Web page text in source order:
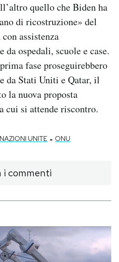
quello che Biden ha
di ricostruzione» del
assistenza
ospedali, scuole e case.
fase proseguirebbero
da Stati Uniti e Qatar, il
la nuova proposta
cui si attende riscontro.
NAZIONI UNITE - ONU
i commenti